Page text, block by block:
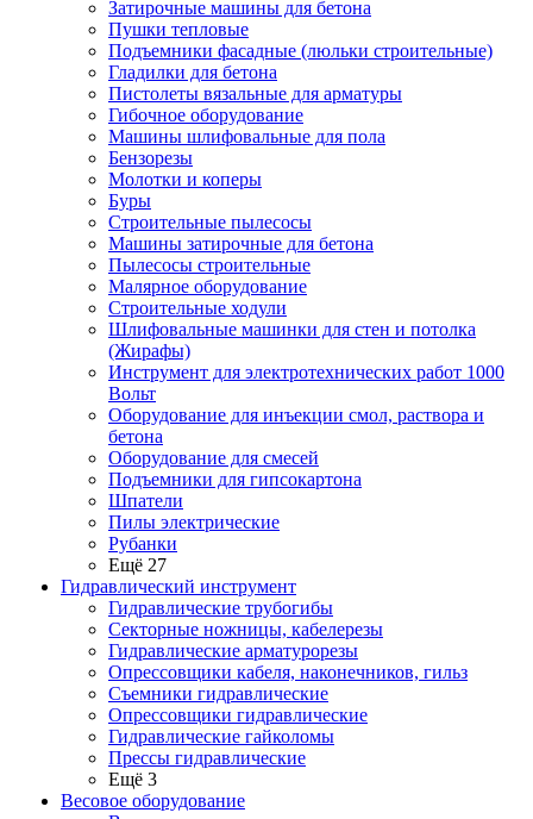
Затирочные машины для бетона
Пушки тепловые
Подъемники фасадные (люльки строительные)
Гладилки для бетона
Пистолеты вязальные для арматуры
Гибочное оборудование
Машины шлифовальные для пола
Бензорезы
Молотки и коперы
Буры
Строительные пылесосы
Машины затирочные для бетона
Пылесосы строительные
Малярное оборудование
Строительные ходули
Шлифовальные машинки для стен и потолка
(Жирафы)
Инструмент для электротехнических работ 1000
Вольт
Оборудование для инъекции смол, раствора и
бетона
Оборудование для смесей
Подъемники для гипсокартона
Шпатели
Пилы электрические
Рубанки
Ещё 27
Гидравлический инструмент
Гидравлические трубогибы
Секторные ножницы, кабелерезы
Гидравлические арматурорезы
Опрессовщики кабеля, наконечников, гильз
Съемники гидравлические
Опрессовщики гидравлические
Гидравлические гайколомы
Прессы гидравлические
Ещё 3
Весовое оборудование